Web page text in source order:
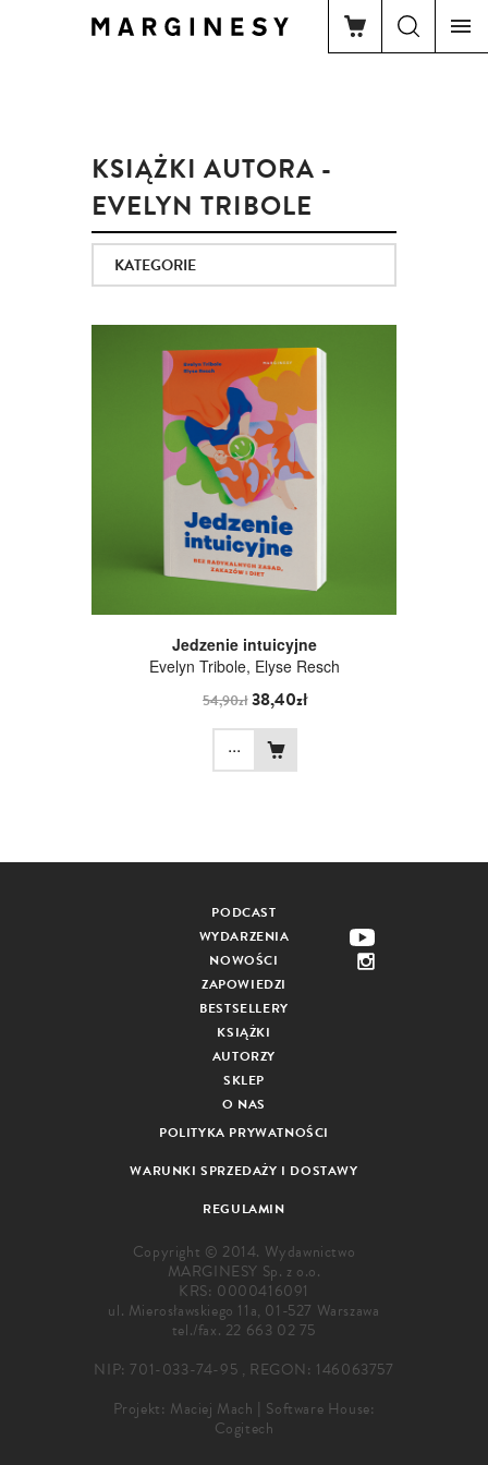
KSIĄŻKI AUTORA -
EVELYN TRIBOLE
KATEGORIE
Jedzenie intuicyjne
Evelyn Tribole, Elyse Resch
54,90zł38,40zł
...
PODCAST
WYDARZENIA
NOWOŚCI
ZAPOWIEDZI
BESTSELLERY
KSIĄŻKI
AUTORZY
SKLEP
O NAS
POLITYKA PRYWATNOŚCI
WARUNKI SPRZEDAŻY I DOSTAWY
REGULAMIN
Copyright © 2014. Wydawnictwo
MARGINESY Sp. z o.o.
KRS: 0000416091
ul. Mierosławskiego 11a, 01-527 Warszawa
tel./fax. 22 663 02 75
NIP: 701-033-74-95 , REGON: 146063757
Projekt: Maciej Mach | Software House:
Cogitech